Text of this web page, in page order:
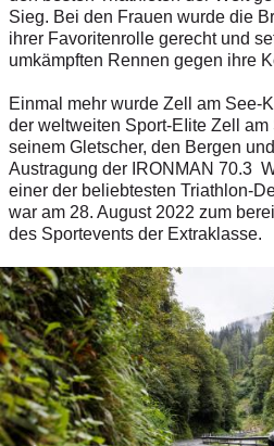
Sieg. Bei den Frauen wurde die
ihrer Favoritenrolle gerecht und
umkämpften Rennen gegen ihre
Einmal mehr wurde Zell am See-
der weltweiten Sport-EIite Zell
seinem Gletscher, den Bergen
Austragung der IRONMAN 70.3
einer der beliebtesten Triathlon-
war am 28. August 2022 zum
des Sportevents der Extraklasse.